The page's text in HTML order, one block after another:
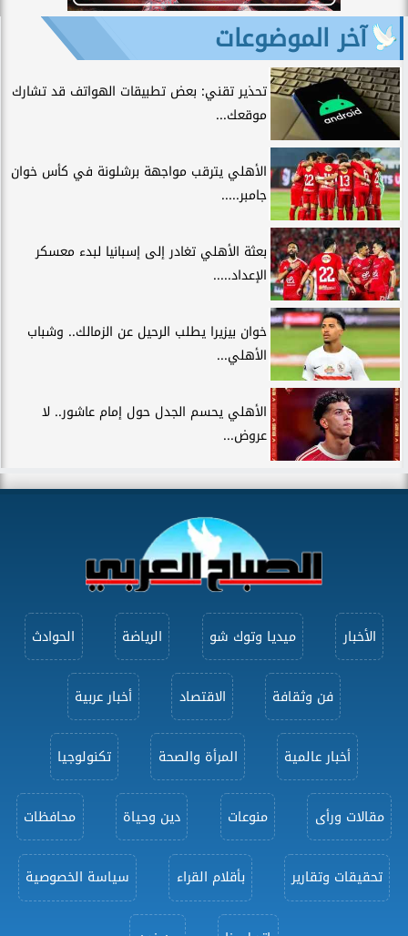
آخر الموضوعات
تحذير تقني: بعض تطبيقات الهواتف قد تشارك
موقعك...
الأهلي يترقب مواجهة برشلونة في كأس خوان
جامبر.....
بعثة الأهلي تغادر إلى إسبانيا لبدء معسكر
الإعداد.....
خوان بيزيرا يطلب الرحيل عن الزمالك.. وشباب
الأهلي...
الأهلي يحسم الجدل حول إمام عاشور.. لا
عروض...
الأخبار ميديا وتوك شو الرياضة الحوادث
فن وثقافة الاقتصاد أخبار عربية
أخبار عالمية المرأة والصحة تكنولوجيا
مقالات ورأى منوعات دين وحياة محافظات
تحقيقات وتقارير بأقلام القراء سياسة الخصوصية